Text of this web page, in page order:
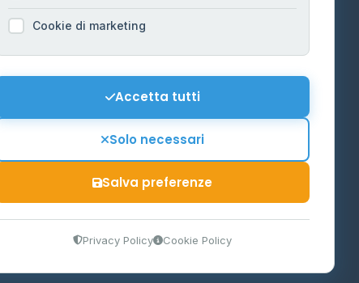
Alto
Cookie Policy
Mappa del sito
Contattaci
Cookie di marketing
Accetta tutti
Solo necessari
Salva preferenze
Privacy Policy Cookie Policy